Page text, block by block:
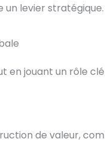
un levier stratégique.
jouant un rôle clé
de valeur,